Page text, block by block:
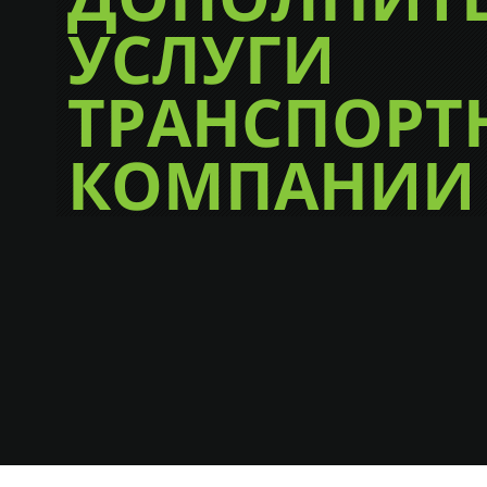
УСЛУГИ
КОМПАНИИ